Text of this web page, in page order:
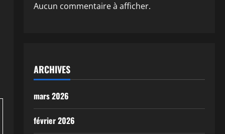
Aucun commentaire à afficher.
ARCHIVES
mars 2026
février 2026